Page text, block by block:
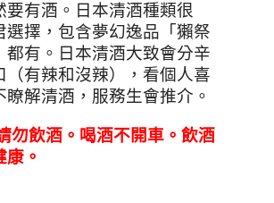
要有酒。日本清酒種類很
選擇，包含夢幻逸品「獺祭
都有。日本清酒大致會分辛
（有辣和沒辣），看個人喜
瞭解清酒，服務生會推介。
勿飲酒。喝酒不開車。飲酒
。